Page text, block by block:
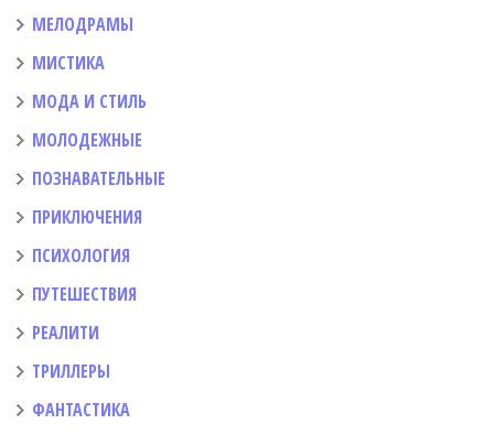
МЕЛОДРАМЫ
МИСТИКА
МОДА И СТИЛЬ
МОЛОДЕЖНЫЕ
ПОЗНАВАТЕЛЬНЫЕ
ПРИКЛЮЧЕНИЯ
ПСИХОЛОГИЯ
ПУТЕШЕСТВИЯ
РЕАЛИТИ
ТРИЛЛЕРЫ
ФАНТАСТИКА